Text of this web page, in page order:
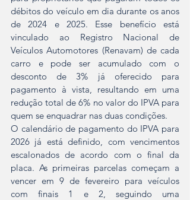
débitos do veículo em dia durante os anos
de 2024 e 2025. Esse benefício está
vinculado ao Registro Nacional de
Veículos Automotores (Renavam) de cada
carro e pode ser acumulado com o
desconto de 3% já oferecido para
pagamento à vista, resultando em uma
redução total de 6% no valor do IPVA para
quem se enquadrar nas duas condições.
O calendário de pagamento do IPVA para
2026 já está definido, com vencimentos
escalonados de acordo com o final da
placa. As primeiras parcelas começam a
vencer em 9 de fevereiro para veículos
com finais 1 e 2, seguindo uma